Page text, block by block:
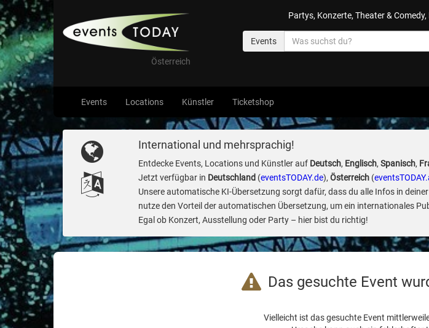
Österreich
Partys, Konzerte, Theater &
Events
Events Locations Künstler Ticketshop
International und mehrsprachig!
Entdecke Events, Locations und Künstler auf Deutsch, Englisch, Spanisch,
Jetzt verfügbar in Deutschland (eventsTODAY.de), Österreich(
Unsere automatische KI-Übersetzung sorgt dafür, dass du alle Infos in
nutze den Vorteil der automatischen Übersetzung, um ein internationales
Egal ob Konzert, Ausstellung oder Party – hier bist du richtig!
Das gesuchte Event
Vielleicht ist das gesuchte Event